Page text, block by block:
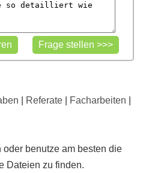
Referate Facharbeiten
benutze am besten die
Dateien zu finden.